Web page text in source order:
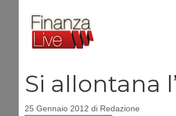
contenuto
Si allontana
25 Gennaio 2012 di Redazione